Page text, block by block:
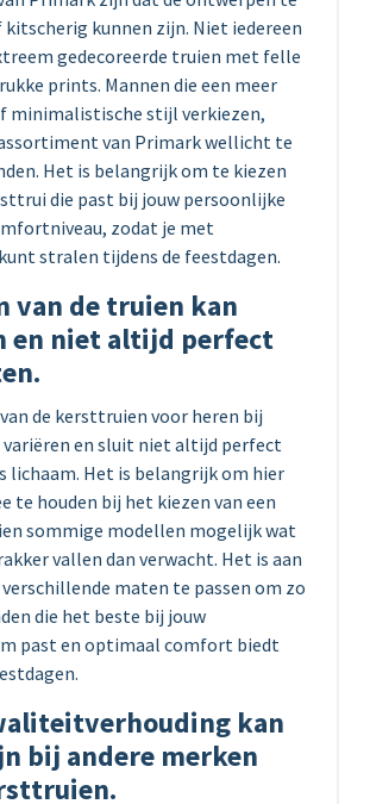
kunnen zijn. Niet iedereen
gedecoreerde truien met felle
prints. Mannen die een meer
minimalistische stijl verkiezen,
van Primark wellicht te
Het is belangrijk om te kiezen
die past bij jouw persoonlijke
zodat je met
stralen tijdens de feestdagen.
van de truien kan
en niet altijd perfect
de kersttruien voor heren bij
variëren en sluit niet altijd perfect
lichaam. Het is belangrijk om hier
te houden bij het kiezen van een
sommige modellen mogelijk wat
vallen dan verwacht. Het is aan
maten te passen om zo
die het beste bij jouw
past en optimaal comfort biedt
kan
bij andere merken